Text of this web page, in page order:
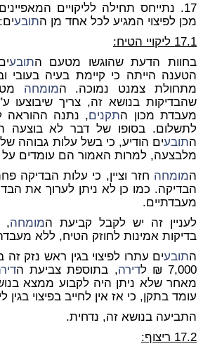
17. נתייחס תחילה לליקויים
מכן לפיצוי המגיע לכל אחד מן התובעים:
17.1 ליקויי הטיח:
בחוות הדעת שהוגשו מטעם התובע
הטענה הייתה כי קיימת בעיה בעובי
מתחולת צמנט נמוכה. המומחה
שהבדיקות בנושא זה, צריך שיבוצעו
מעבדת מכון התקנים, נתנה ההוראה
לתשלום. בסופו של דבר לא בוצעה
התובעים הודיע, כי בשל עלות גבוהה
מלבצעה, למרות האמור הם עומדים על
המומחה חזר וציין, כי עלות הבדיקה
הבדיקה. כמו כן לא ניתן לערוך את
מעבדתיים.
לעניין זה יש לקבל קביעת המומחה,
בדיקות אמינות לחוזק הטיח, ללא
התובעים עתרו לפיצוי בגין ראש נזק
7,000 ₪ ל
דירה, בתוספת צביעת ה
מאחר שלא ניתן היה לקבוע ממצא
עומד בתקן, כי אז אין לחייב בפיצוי בגין
התביעה בנושא זה, נדחית.
17.2 ריצוף: